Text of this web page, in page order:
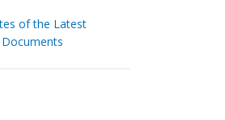
of the Latest